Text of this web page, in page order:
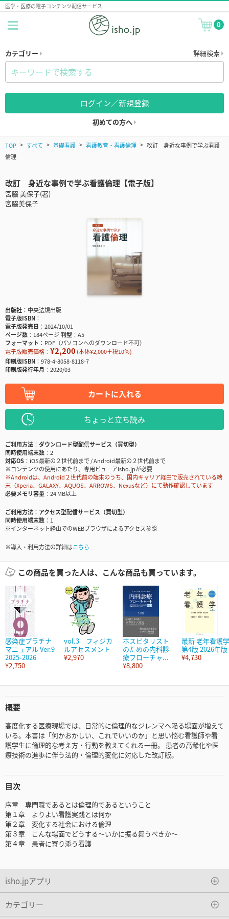
医学・医療の電子コンテンツ配信サービス
0
カテゴリー 詳細検索
ログイン／新規登録
初めての方へ
TOP すべて 基礎看護 看護教育・看護倫理
改訂 身近な事例で学ぶ看護
倫理
改訂 身近な事例で学ぶ看護倫理【電子版】
宮脇 美保子(著)
宮脇美保子
出版社
中央法規出版
電子版ISBN
電子版発売日
2024/10/01
ページ数
184ページ判型
A5
フォーマット
PDF（パソコンへのダウンロード不可）
電子版販売価格： ¥2,200(本体¥2,000＋税10％)
印刷版ISBN
978-4-8058-8118-7
印刷版発行年月
2020/03
カートに入れる
ちょっと立ち読み
ご利用方法
ダウンロード型配信サービス（買切型）
同時使用端末数
2
対応OS
iOS最新の２世代前まで / Android最新の２世代前まで
※コンテンツの使用にあたり、専用ビューアisho.jpが必要
※Androidは、Android２世代前の端末のうち、国内キャリア経由で販売されている端
末（Xperia、GALAXY、AQUOS、ARROWS、Nexusなど）にて動作確認しています
必要メモリ容量
24 MB以上
ご利用方法
アクセス型配信サービス（買切型）
同時使用端末数
1
※インターネット経由でのWEBブラウザによるアクセス参照
※導入・利用方法の詳細はこちら
この商品を買った人は、こんな商品も買っています。
感染症プラチナ
マニュアル Ver.9
2025-2026
¥2,750
vol.3 フィジカ
ルアセスメント
¥2,970
ホスピタリスト
のための内科診
療フローチャ...
¥8,800
最新 老年看護学
第4版 2026年版
¥4,730
概要
高度化する医療現場では、日常的に倫理的なジレンマへ陥る場面が増えて
いる。本書は「何かおかしい、これでいいのか」と思い悩む看護師や看
護学生に倫理的な考え方・行動を教えてくれる一冊。 患者の高齢化や医
療技術の進歩に伴う法的・倫理的変化に対応した改訂版。
目次
序章 専門職であるとは倫理的であるということ
第１章 よりよい看護実践とは何か
第２章 変化する社会における倫理
第３章 こんな場面でどうする～いかに振る舞うべきか～
第４章 患者に寄り添う看護
isho.jpアプリ
カテゴリー